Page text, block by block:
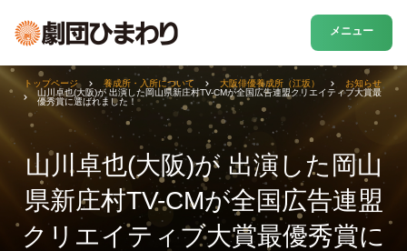
メニュー
山川卓也(大阪)が 出演した岡山
県新庄村TV-CMが全国広告連盟
クリエイティブ大賞最優秀賞に
トップページ 養成所・入所について 大阪俳優養成所（江坂）
お知らせ
山川卓也(大阪)が 出演した岡山県新庄村TV-CMが全国広告連盟クリエイティブ大賞最
優秀賞に選ばれました！